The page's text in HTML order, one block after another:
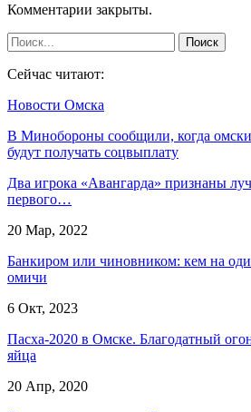
Комментарии закрыты.
Сейчас читают:
Новости Омска
В Минобороны сообщили, когда
будут получать соцвыплату
Два игрока «Авангарда» признаны
первого…
20 Мар, 2022
Банкиром или чиновником: кем на
омичи
6 Окт, 2023
Пасха-2020 в Омске. Благодатный
яйца
20 Апр, 2020